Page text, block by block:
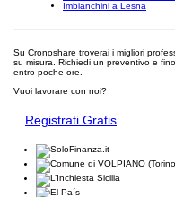
Imbianchini a Lesna
Su Cronoshare troverai i migliori
su misura. Richiedi un preventivo e
entro poche ore.
Vuoi lavorare con noi?
Registrati Gratis